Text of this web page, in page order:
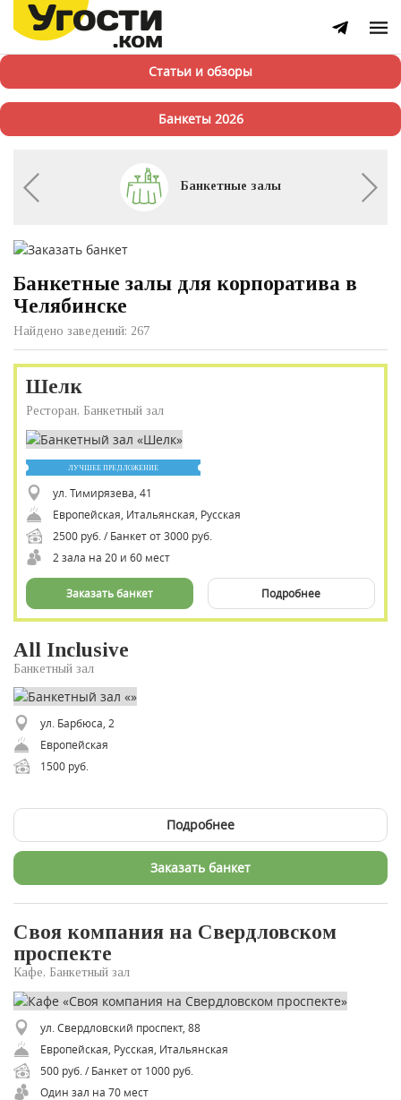
Статьи и обзоры
Банкеты 2026
Банкетные залы
Банкетные залы для корпоратива в
Челябинске
Найдено заведений: 267
Шелк
Ресторан, Банкетный зал
ЛУЧШЕЕ ПРЕДЛОЖЕНИЕ
ул. Тимирязева, 41
Европейская, Итальянская, Русская
2500 руб. / Банкет от 3000 руб.
2 зала на 20 и 60 мест
Подробнее
Заказать банкет
All Inclusive
Банкетный зал
ул. Барбюса, 2
Европейская
1500 руб.
Подробнее
Заказать банкет
Своя компания на Свердловском
проспекте
Кафе, Банкетный зал
ул. Свердловский проспект, 88
Европейская, Русская, Итальянская
500 руб. / Банкет от 1000 руб.
Один зал на 70 мест